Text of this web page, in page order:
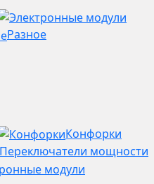
Разное
Конфорки
Переключатели мощности
модули